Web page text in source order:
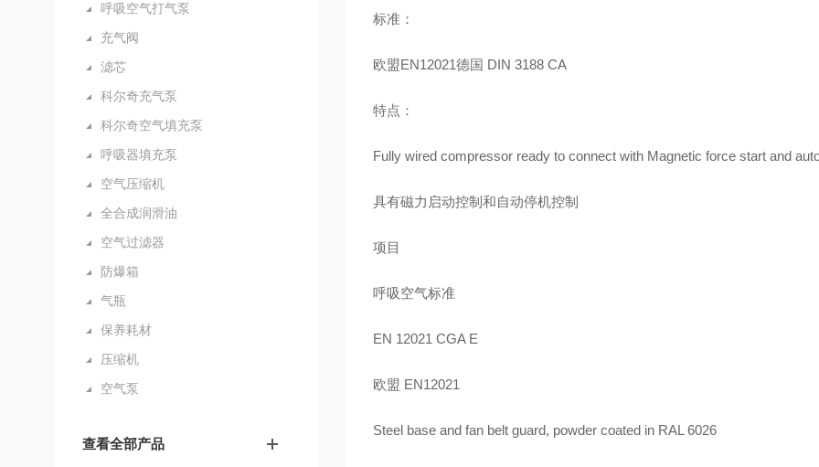
呼吸空气打气泵
充气阀
滤芯
科尔奇充气泵
科尔奇空气填充泵
呼吸器填充泵
空气压缩机
全合成润滑油
空气过滤器
防爆箱
气瓶
保养耗材
压缩机
空气泵
查看全部产品
标准：
欧盟EN12021德国 DIN 3188 CA
特点：
Fully wired compressor ready to connect with Magnetic force start and
具有磁力启动控制和自动停机控制
项目
呼吸空气标准
EN 12021 CGA E
欧盟 EN12021
Steel base and fan belt guard, powder coated in RAL 6026